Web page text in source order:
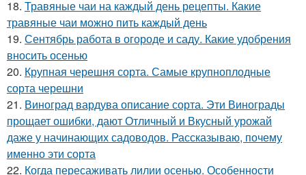
18. Травяные чаи на каждый день рецепты. Какие
травяные чаи можно пить каждый день
19. Сентябрь работа в огороде и саду. Какие удобрения
вносить осенью
20. Крупная черешня сорта. Самые крупноплодные
сорта черешни
21. Виноград вардува описание сорта. Эти Винограды
прощает ошибки, дают Отличный и Вкусный урожай
даже у начинающих садоводов. Рассказываю, почему
именно эти сорта
22. Когда пересаживать лилии осенью. Особенности